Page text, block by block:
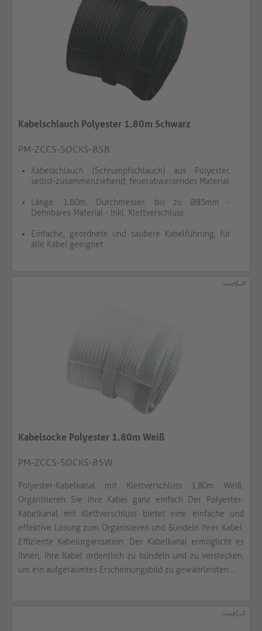
Kabelschlauch Polyester 1,80m Schwarz
PM-ZCCS-SOCKS-85B
Kabelschlauch (Schrumpfschlauch) aus Polyester,
selbst-zusammenziehend, feuerabweisendes Material
Länge: 1,80m, Durchmesser: bis zu Ø85mm -
Dehnbares Material - Inkl. Klettverschluss
Einfache, geordnete und saubere Kabelführung, für
alle Kabel geeignet
Kabelsocke Polyester 1.80m Weiß
PM-ZCCS-SOCKS-85W
Polyester-Kabelkanal mit Klettverschluss 1,80m Weiß:
Organisieren Sie Ihre Kabel ganz einfach Der Polyester-
Kabelkanal mit Klettverschluss bietet eine einfache und
effektive Lösung zum Organisieren und Bündeln Ihrer Kabel.
Effiziente Kabelorganisation: Der Kabelkanal ermöglicht es
Ihnen, Ihre Kabel ordentlich zu bündeln und zu verstecken,
um ein aufgeräumtes Erscheinungsbild zu gewährleisten....